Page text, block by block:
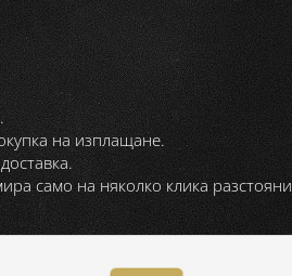
на изплащане.
само на няколко клика